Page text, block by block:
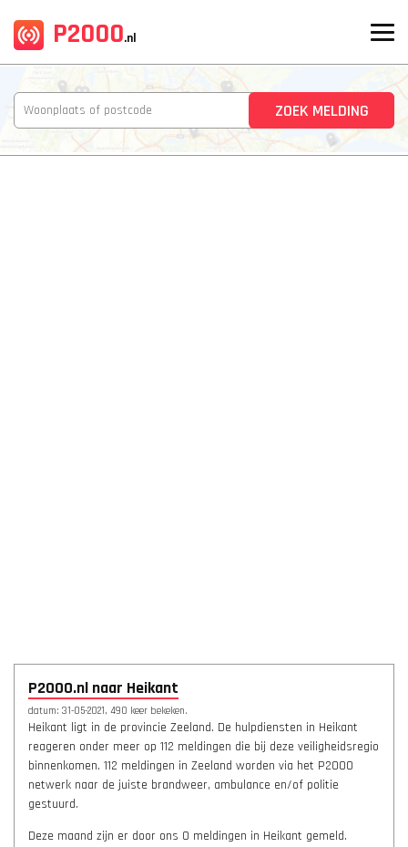
P2000.nl
P2000.nl naar Heikant
datum: 31-05-2021, 490 keer bekeken.
Heikant ligt in de provincie Zeeland. De hulpdiensten in Heikant
reageren onder meer op 112 meldingen die bij deze veiligheidsregio
binnenkomen. 112 meldingen in Zeeland worden via het P2000
netwerk naar de juiste brandweer, ambulance en/of politie
gestuurd.
Deze maand zijn er door ons 0 meldingen in Heikant gemeld.